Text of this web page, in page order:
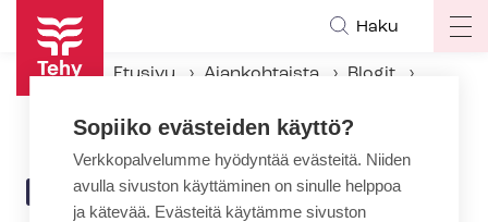
Hyppää
pääsisältöön
Haku
Etusivu Ajankohtaista
Blogit
BLOGI 25.11.2015 | 12:22
Sopiiko evästeiden käyttö?
Verkkopalvelumme hyödyntää evästeitä. Niiden
avulla sivuston käyttäminen on sinulle helppoa
ja kätevää. Evästeitä käytämme sivuston